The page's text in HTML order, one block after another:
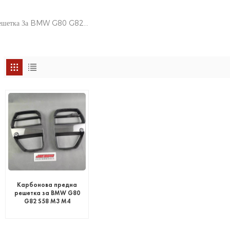
Карбонова Предна Решетка За BMW G80 G82 S58 M3 M4
Карбонова предна
решетка за BMW G80
G82 S58 M3 M4